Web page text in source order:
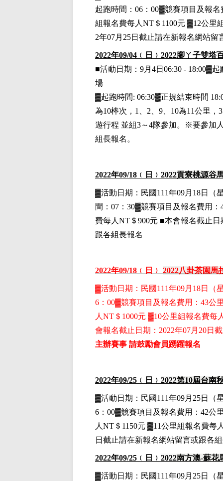
起跑時間：06：00▓競賽項目 及報名
組報名費每人NT＄1100元 ▓12公里
2年07月25日截止請在新報名網站留
2022年09/04 ﹙日﹚ 2022腳ㄚ子雙塔
■活動日期：9月4日06:30 - 18:00▓起
場
▓起跑時間: 06:30▓正規結束時間
為10棒次，1、2、9、10為11公里，
遊行程 並組3～4隊參加。※要參加
組長報名。
2022年09/18 ﹙日﹚ 2022貢寮桃源谷
▓活動日期： 民國111年09月18日
（
間：07：30▓競賽項目 及報名費用
費每人NT＄900元 ■本會報名截止日
跟各組長報名
2022年09/18 ﹙日﹚ 2022八卦茶園馬
▓活動日期： 民國111年09月18日
（
6：00▓競賽項目 及報名費用 ：43公
人NT＄1000元 ▓10公里組報名費每
會報名截止日期：2022年07月20日
主辦賽事 請鼓勵會員踴躍報名
2022年09/25 ﹙日﹚ 2022第10屆台南
▓活動日期： 民國111年09月25日
（
6：00▓競賽項目 及報名費用 ：42公
人NT＄1150元 ▓11公里組報名費每
日截止請在新報名網站留言或跟各
2022年09/25 ﹙日﹚ 2022南方澳-蘇花
▓活動日期： 民國111年09月25日
（